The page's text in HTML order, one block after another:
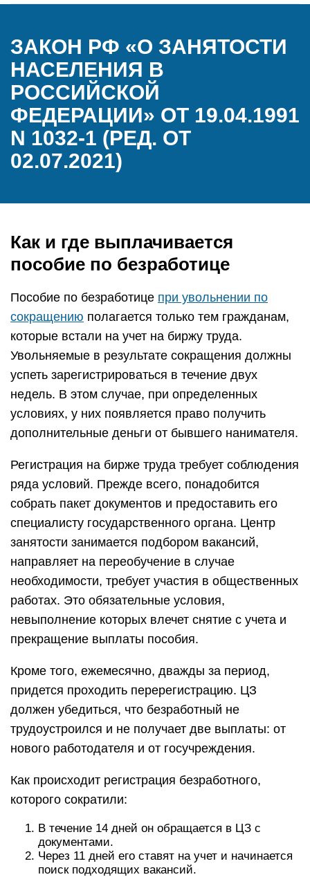
ЗАКОН РФ «О ЗАНЯТОСТИ
НАСЕЛЕНИЯ В
РОССИЙСКОЙ
ФЕДЕРАЦИИ» ОТ 19.04.1991
N 1032-1 (РЕД. ОТ
02.07.2021)
Как и где выплачивается
пособие по безработице
Пособие по безработице при увольнении по
сокращению полагается только тем гражданам,
которые встали на учет на биржу труда.
Увольняемые в результате сокращения должны
успеть зарегистрироваться в течение двух
недель. В этом случае, при определенных
условиях, у них появляется право получить
дополнительные деньги от бывшего нанимателя.
Регистрация на бирже труда требует соблюдения
ряда условий. Прежде всего, понадобится
собрать пакет документов и предоставить его
специалисту государственного органа. Центр
занятости занимается подбором вакансий,
направляет на переобучение в случае
необходимости, требует участия в общественных
работах. Это обязательные условия,
невыполнение которых влечет снятие с учета и
прекращение выплаты пособия.
Кроме того, ежемесячно, дважды за период,
придется проходить перерегистрацию. ЦЗ
должен убедиться, что безработный не
трудоустроился и не получает две выплаты: от
нового работодателя и от госучреждения.
Как происходит регистрация безработного,
которого сократили:
В течение 14 дней он обращается в ЦЗ с
документами.
Через 11 дней его ставят на учет и начинается
поиск подходящих вакансий.